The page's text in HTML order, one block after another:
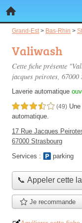
Grand-Est > Bas-Rhin >
Valiwash
Cette fiche présente
jacques peirotes, 67000
Laverie automatique
3,5 étoiles sur 5 (49)
automatique.
17 Rue Jacques
67000 Strasbourg
Services :
parking
📞 Appeler cette
Je recommande